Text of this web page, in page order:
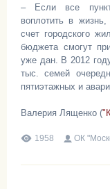
– Если все
воплотить в
счет городского
бюджета смогут
уже дан. В 2012
тыс. семей
пятиэтажных и
Валерия Лященко (
1958 ОК